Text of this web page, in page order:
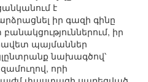
է
իր գազի գինը
իր
պայմաններ
նախագծով՝
որի